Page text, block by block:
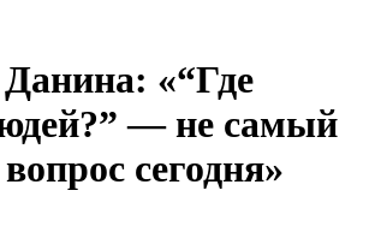
«“Где
— не самый
сегодня»